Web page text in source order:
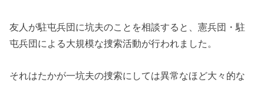
友人が駐屯兵団に坑夫のことを相談すると、憲兵団・駐
屯兵団による大規模な捜索活動が行われました。
それはたかが一坑夫の捜索にしては異常なほど大々的な